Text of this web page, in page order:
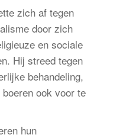
zich af tegen
door zich
en sociale
Hij streed tegen
behandeling,
ook voor te
hun